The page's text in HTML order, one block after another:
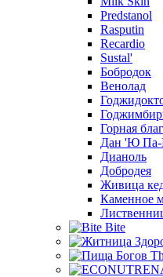
Predstanol
Rasputin
Recardio
Sustal'
Бобродок
Венолад
Горная
Дан 'Ю Па-
Дианоль
Добродея
Живица
Каменное
Bite